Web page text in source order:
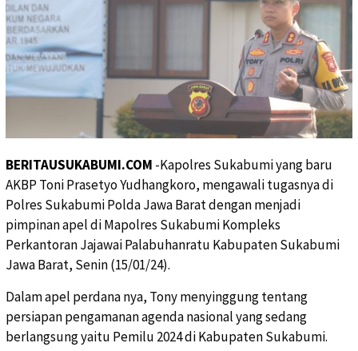
BERITAUSUKABUMI.COM -Kapolres Sukabumi yang baru
AKBP Toni Prasetyo Yudhangkoro, mengawali tugasnya di
Polres Sukabumi Polda Jawa Barat dengan menjadi
pimpinan apel di Mapolres Sukabumi Kompleks
Perkantoran Jajawai Palabuhanratu Kabupaten Sukabumi
Jawa Barat, Senin (15/01/24).
Dalam apel perdana nya, Tony menyinggung tentang
persiapan pengamanan agenda nasional yang sedang
berlangsung yaitu Pemilu 2024 di Kabupaten Sukabumi.